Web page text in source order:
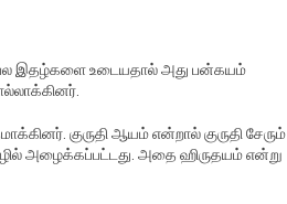
இதழ்களை உடையதால் அது பன்கயம்
குருதி ஆயம் என்றால் குருதி சேரும்
அழைக்கப்பட்டது. அதை ஹிருதயம் என்று